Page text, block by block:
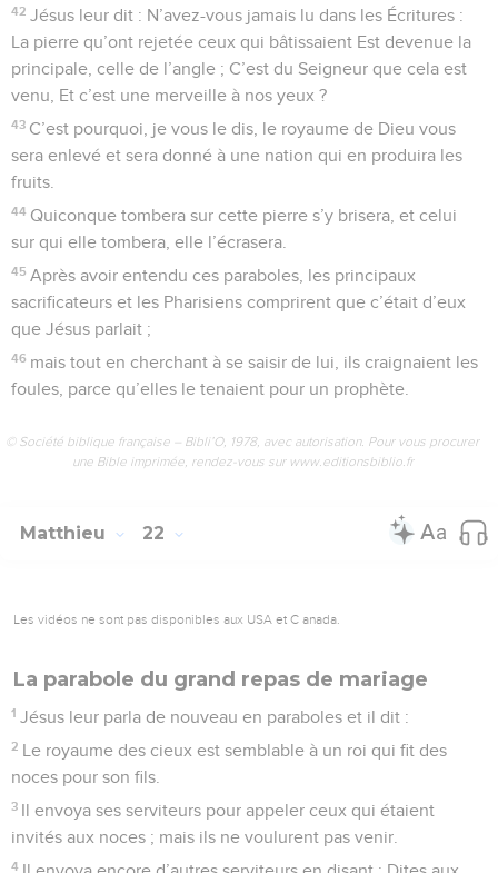
42 Jésus leur dit : N’avez-vous jamais lu dans les Écritures :
La pierre qu’ont rejetée ceux qui bâtissaient Est devenue la
principale, celle de l’angle ; C’est du Seigneur que cela est
venu, Et c’est une merveille à nos yeux ?
43 C’est pourquoi, je vous le dis, le royaume de Dieu vous
sera enlevé et sera donné à une nation qui en produira les
fruits.
44 Quiconque tombera sur cette pierre s’y brisera, et celui
sur qui elle tombera, elle l’écrasera.
45 Après avoir entendu ces paraboles, les principaux
sacrificateurs et les Pharisiens comprirent que c’était d’eux
que Jésus parlait ;
46 mais tout en cherchant à se saisir de lui, ils craignaient les
foules, parce qu’elles le tenaient pour un prophète.
© Société biblique française – Bibli’O, 1978, avec autorisation. Pour vous procurer
une Bible imprimée, rendez-vous sur www.editionsbiblio.fr
Matthieu 22
Les vidéos ne sont pas disponibles aux USA et C anada.
La parabole du grand repas de mariage
1 Jésus leur parla de nouveau en paraboles et il dit :
2 Le royaume des cieux est semblable à un roi qui fit des
noces pour son fils.
3 Il envoya ses serviteurs pour appeler ceux qui étaient
invités aux noces ; mais ils ne voulurent pas venir.
4